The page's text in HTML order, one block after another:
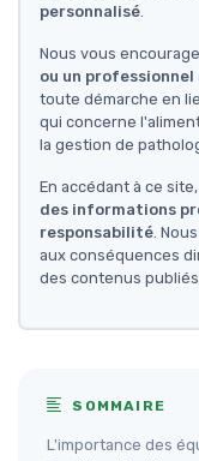
personnalisé.
Nous vous
ou un
toute démarche en
qui concerne
la gestion de
En accédant à ce
des informations
responsabilité.
aux conséquences
des contenus
SOMMAIRE
L'importance des